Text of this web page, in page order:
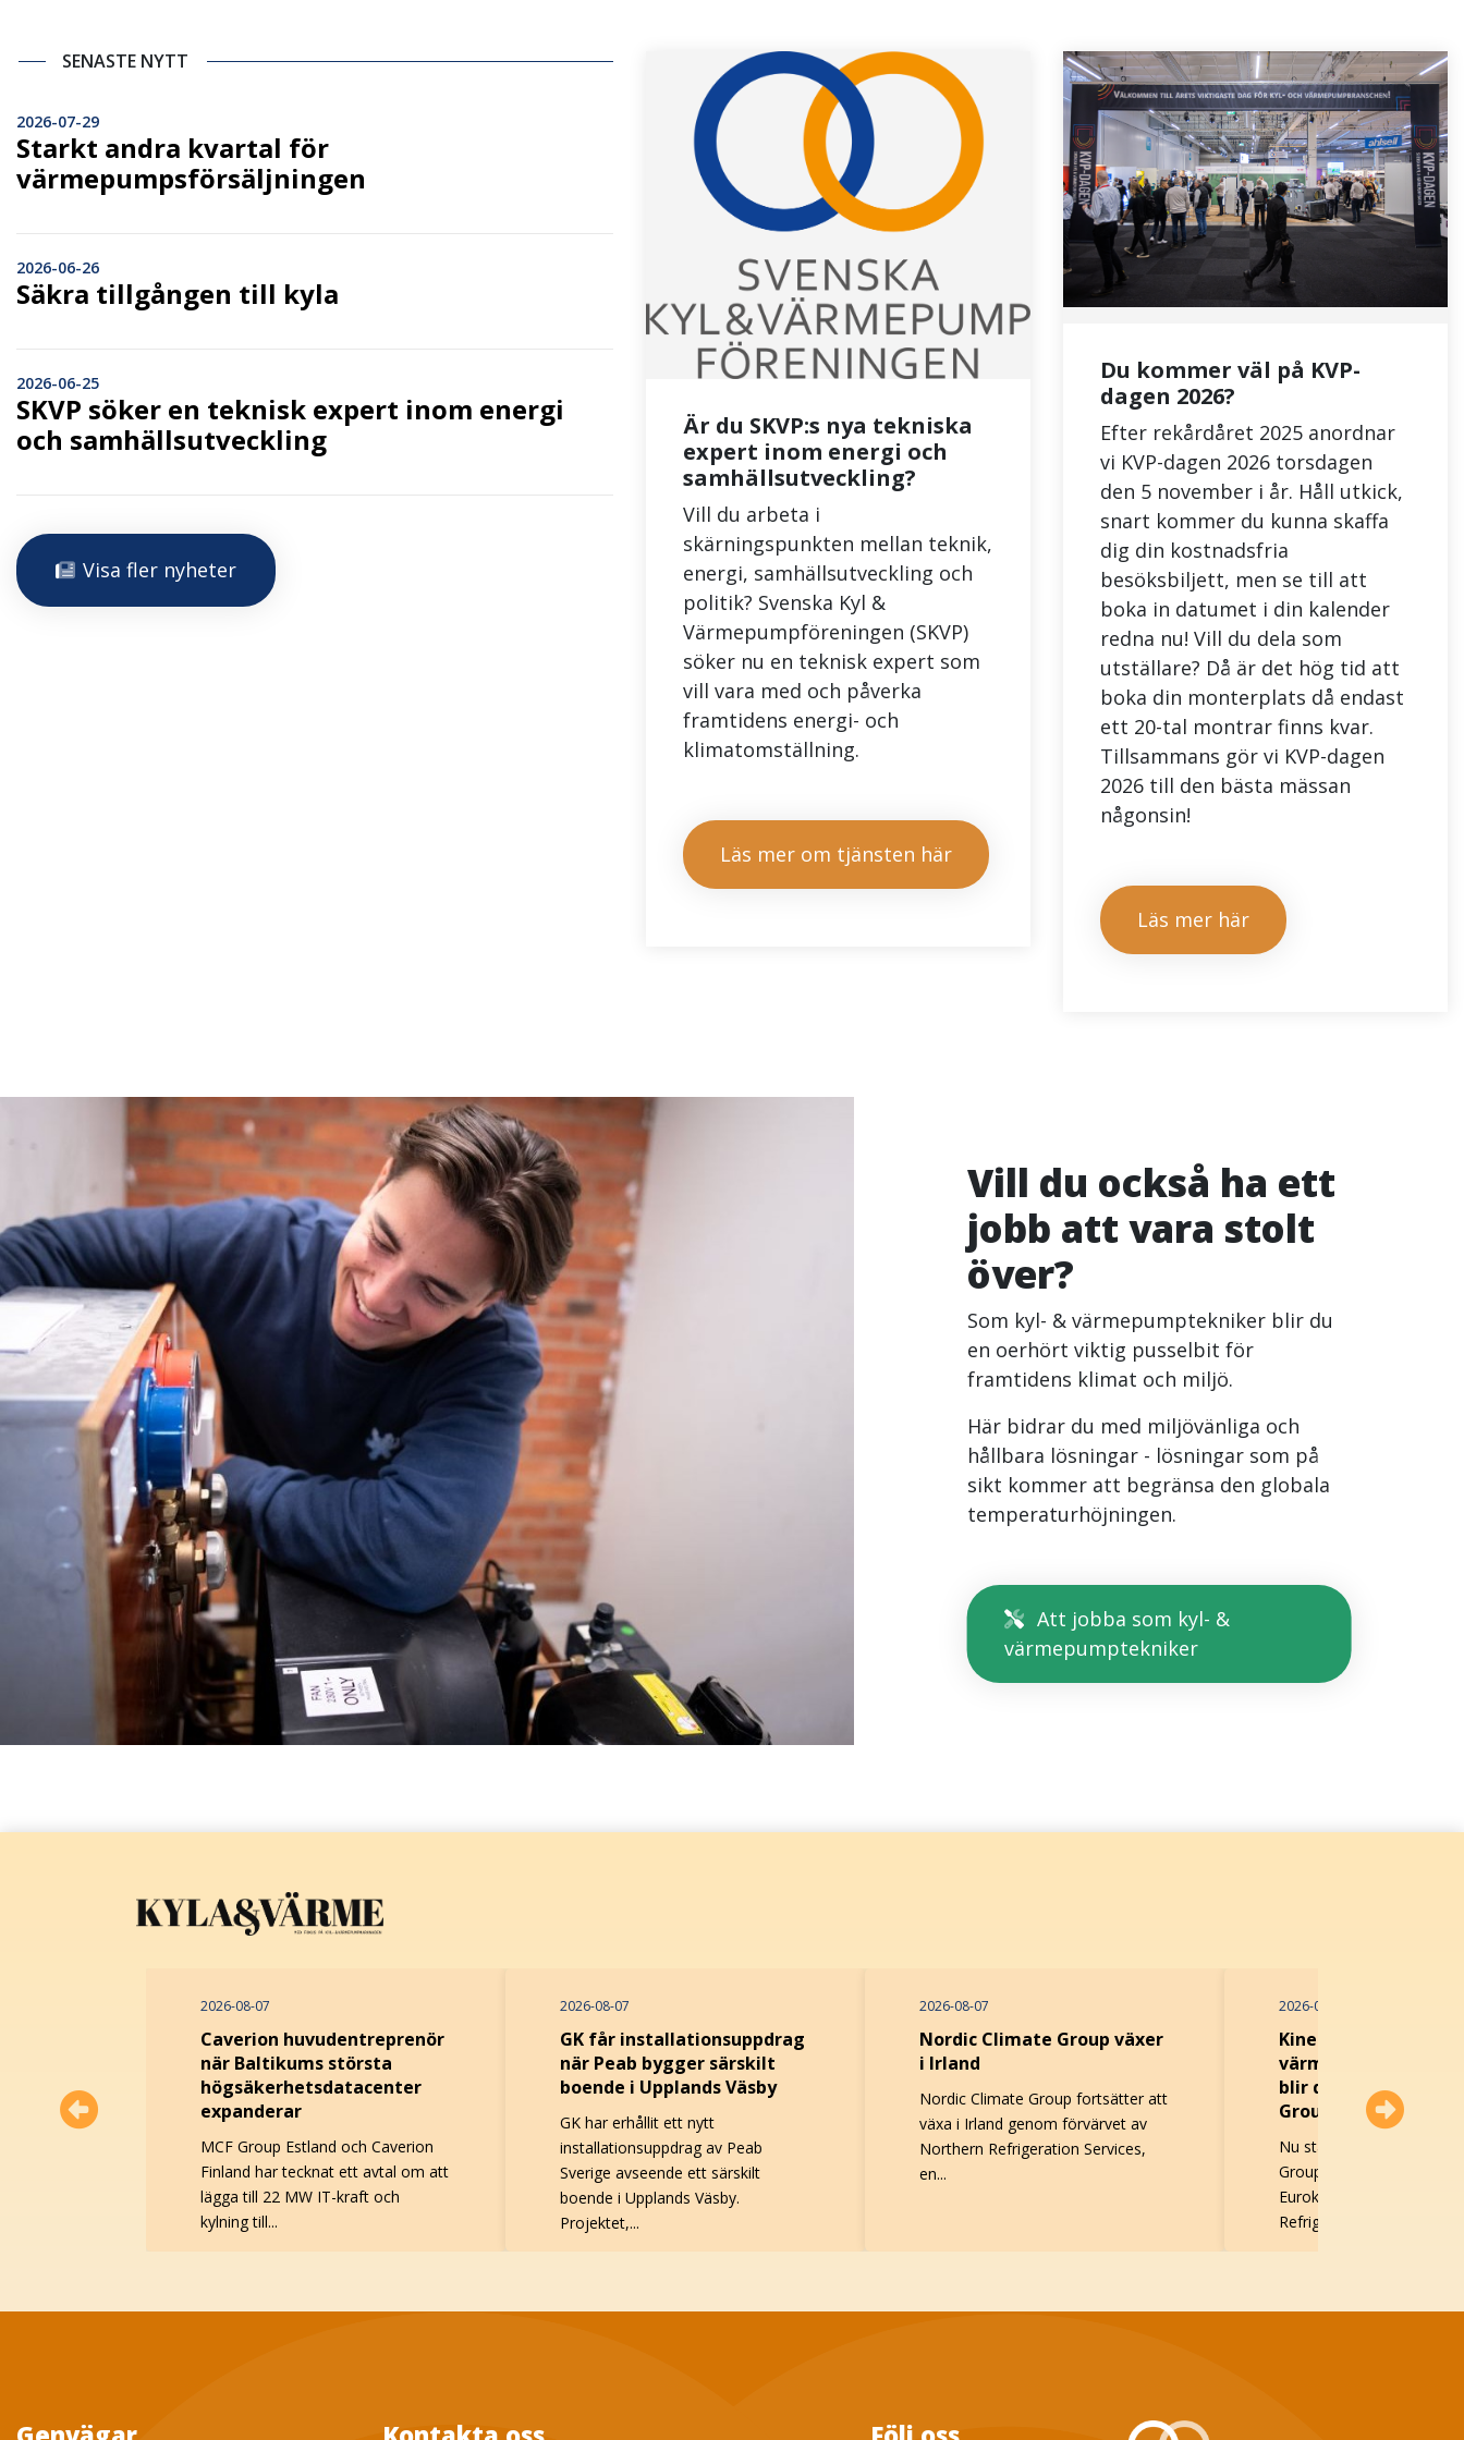
SENASTE NYTT
2026-07-29
Starkt andra kvartal för
värmepumpsförsäljningen
2026-06-26
Säkra tillgången till kyla
2026-06-25
SKVP söker en teknisk expert inom energi
och samhällsutveckling
Visa fler nyheter
Är du SKVP:s nya tekniska
expert inom energi och
samhällsutveckling?
Vill du arbeta i
skärningspunkten mellan teknik,
energi, samhällsutveckling och
politik? Svenska Kyl &
Värmepumpföreningen (SKVP)
söker nu en teknisk expert som
vill vara med och påverka
framtidens energi- och
klimatomställning.
Läs mer om tjänsten här
Du kommer väl på KVP-
dagen 2026?
Efter rekårdåret 2025 anordnar
vi KVP-dagen 2026 torsdagen
den 5 november i år. Håll utkick,
snart kommer du kunna skaffa
dig din kostnadsfria
besöksbiljett, men se till att
boka in datumet i din kalender
redna nu! Vill du dela som
utställare? Då är det hög tid att
boka din monterplats då endast
ett 20-tal montrar finns kvar.
Tillsammans gör vi KVP-dagen
2026 till den bästa mässan
någonsin!
Läs mer här
Vill du också ha ett
jobb att vara stolt
över?
Som kyl- & värmepumptekniker blir du
en oerhört viktig pusselbit för
framtidens klimat och miljö.
Här bidrar du med miljövänliga och
hållbara lösningar - lösningar som på
sikt kommer att begränsa den globala
temperaturhöjningen.
Att jobba som kyl- &
värmepumptekniker
2026-08-07
Caverion huvudentreprenör
när Baltikums största
högsäkerhetsdatacenter
expanderar
MCF Group Estland och Caverion
Finland har tecknat ett avtal om att
lägga till 22 MW IT-kraft och
kylning till...
2026-08-07
GK får installationsuppdrag
när Peab bygger särskilt
boende i Upplands Väsby
GK har erhållit ett nytt
installationsuppdrag av Peab
Sverige avseende ett särskilt
boende i Upplands Väsby.
Projektet,...
2026-08-07
Nordic Climate Group växer
i Irland
Nordic Climate Group fortsätter att
växa i Irland genom förvärvet av
Northern Refrigeration Services,
en...
2026-08-03
Kinesisk tillverkare
värme- och
blir del av Atlas
Group
Nu står det klart att Atlas
Group köper Guangdong
Euroklimat Air-
Refrigeration Co., Ltd ,